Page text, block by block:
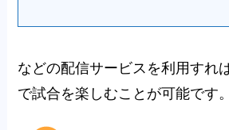
などの配信サービスを利用すれ
で試合を楽しむことが可能です。